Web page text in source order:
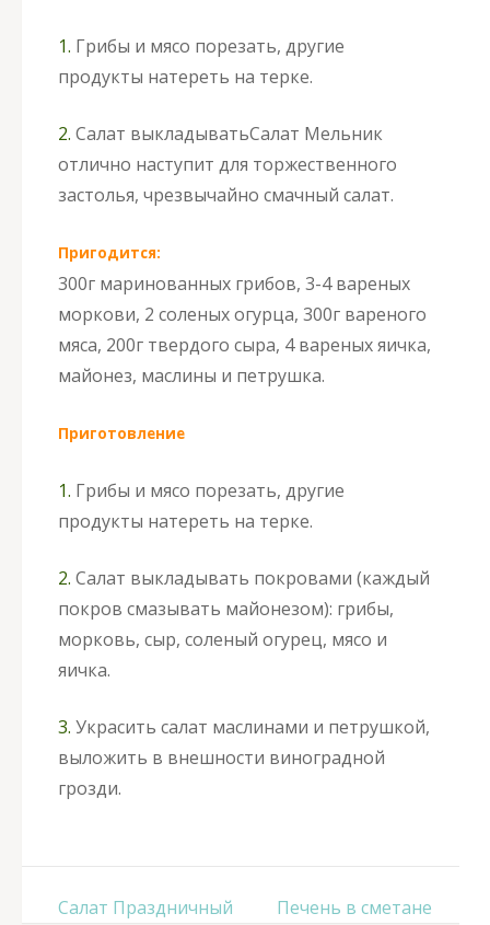
1. Грибы и мясо порезать, другие
продукты натереть на терке.
2. Салат выкладыватьСалат Мельник
отлично наступит для торжественного
застолья, чрезвычайно смачный салат.
Пригодится:
300г маринованных грибов, 3-4 вареных
моркови, 2 соленых огурца, 300г вареного
мяса, 200г твердого сыра, 4 вареных яичка,
майонез, маслины и петрушка.
Приготовление
1. Грибы и мясо порезать, другие
продукты натереть на терке.
2. Салат выкладывать покровами (каждый
покров смазывать майонезом): грибы,
морковь, сыр, соленый огурец, мясо и
яичка.
3. Украсить салат маслинами и петрушкой,
выложить в внешности виноградной
грозди.
Навигация
Салат Праздничный Печень в сметане